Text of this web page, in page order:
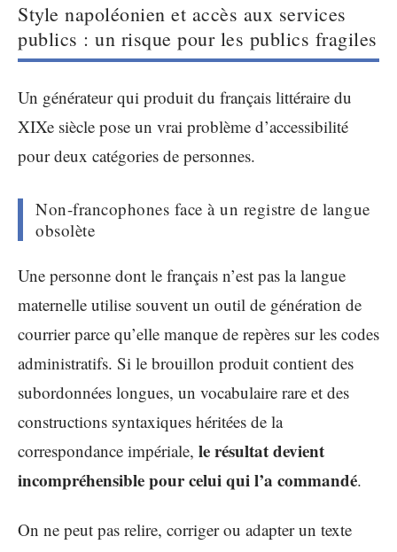
Style napoléonien et accès aux services
publics : un risque pour les publics fragiles
Un générateur qui produit du français littéraire du
XIXe siècle pose un vrai problème d’accessibilité
pour deux catégories de personnes.
Non-francophones face à un registre de langue
obsolète
Une personne dont le français n’est pas la langue
maternelle utilise souvent un outil de génération de
courrier parce qu’elle manque de repères sur les codes
administratifs. Si le brouillon produit contient des
subordonnées longues, un vocabulaire rare et des
constructions syntaxiques héritées de la
correspondance impériale, le résultat devient
incompréhensible pour celui qui l’a commandé.
On ne peut pas relire, corriger ou adapter un texte